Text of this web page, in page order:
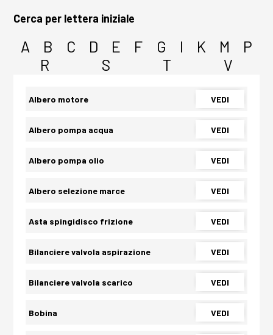
Cerca per lettera iniziale
A B C D E F G I K M
P
R
S T V
Albero motore VEDI
Albero pompa acqua VEDI
Albero pompa olio VEDI
Albero selezione marce VEDI
Asta spingidisco frizione VEDI
Bilanciere valvola aspirazione VEDI
Bilanciere valvola scarico VEDI
Bobina VEDI